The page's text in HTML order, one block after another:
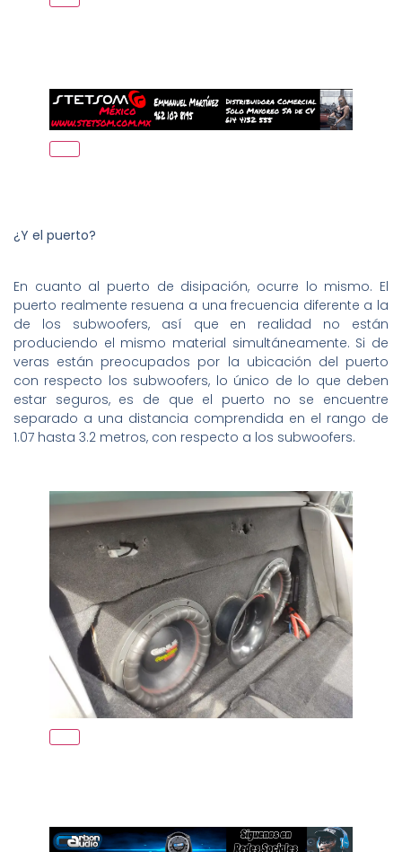
¿Y el puerto?
En cuanto al puerto de disipación, ocurre lo mismo. El
puerto realmente resuena a una frecuencia diferente a la
de los subwoofers, así que en realidad no están
produciendo el mismo material simultáneamente. Si de
veras están preocupados por la ubicación del puerto
con respecto los subwoofers, lo único de lo que deben
estar seguros, es de que el puerto no se encuentre
separado a una distancia comprendida en el rango de
1.07 hasta 3.2 metros, con respecto a los subwoofers.